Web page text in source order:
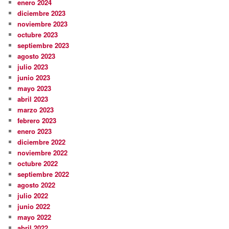
enero 2024
diciembre 2023
noviembre 2023
octubre 2023
septiembre 2023
agosto 2023
julio 2023
junio 2023
mayo 2023
abril 2023
marzo 2023
febrero 2023
enero 2023
diciembre 2022
noviembre 2022
octubre 2022
septiembre 2022
agosto 2022
julio 2022
junio 2022
mayo 2022